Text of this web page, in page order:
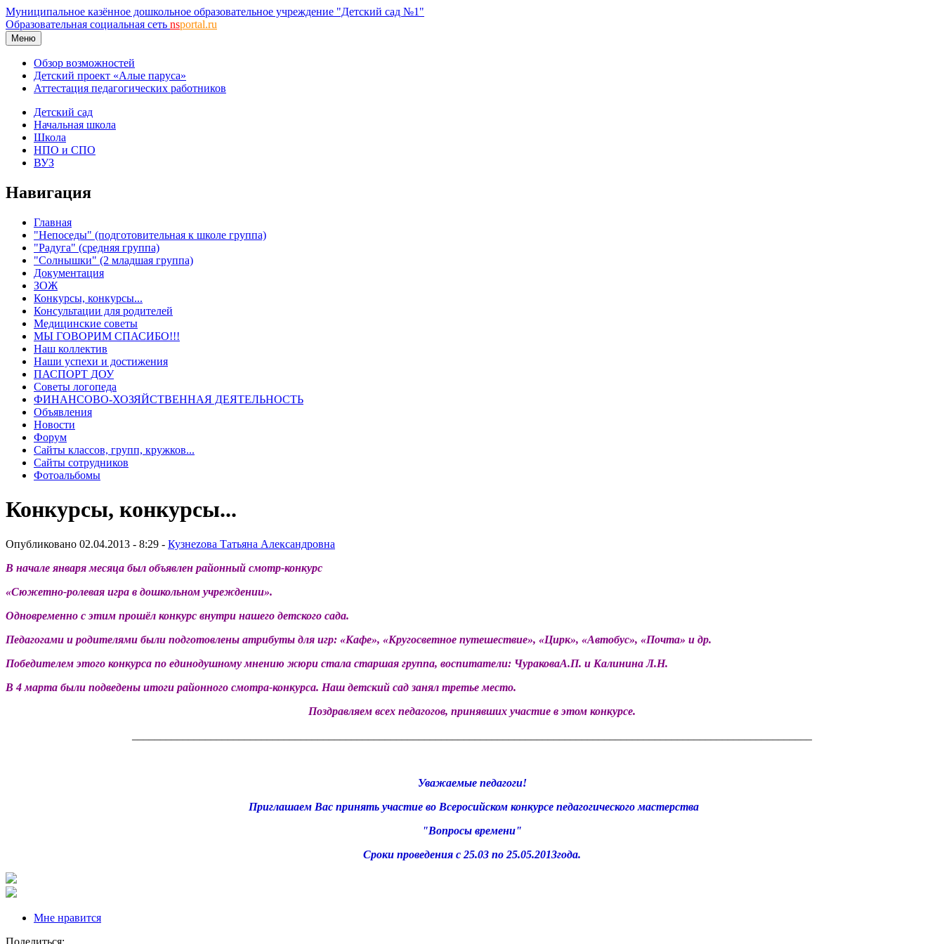
Муниципальное казённое дошкольное образовательное учреждение "Детский сад №1"
Образовательная социальная сеть nsportal.ru
Меню
Обзор возможностей
Детский проект «Алые паруса»
Аттестация педагогических работников
Детский сад
Начальная школа
Школа
НПО и СПО
ВУЗ
Навигация
Главная
"Непоседы" (подготовительная к школе группа)
"Радуга" (средняя группа)
"Солнышки" (2 младшая группа)
Документация
ЗОЖ
Конкурсы, конкурсы...
Консультации для родителей
Медицинские советы
МЫ ГОВОРИМ СПАСИБО!!!
Наш коллектив
Наши успехи и достижения
ПАСПОРТ ДОУ
Советы логопеда
ФИНАНСОВО-ХОЗЯЙСТВЕННАЯ ДЕЯТЕЛЬНОСТЬ
Объявления
Новости
Форум
Сайты классов, групп, кружков...
Сайты сотрудников
Фотоальбомы
Конкурсы, конкурсы...
Опубликовано 02.04.2013 - 8:29 - Кузнеzова Татьяна Александровна
В начале января месяца был объявлен районный смотр-конкурс
«Сюжетно-ролевая игра в дошкольном учреждении».
Одновременно с этим прошёл конкурс внутри нашего детского сада.
Педагогами и родителями были подготовлены атрибуты для игр: «Кафе», «Кругосветное путешествие», «Цирк», «Автобус», «Почта» и др.
Победителем этого конкурса по единодушному мнению жюри стала старшая группа, воспитатели: ЧураковаА.П. и Калинина Л.Н.
В 4 марта были подведены итоги районного смотра-конкурса. Наш детский сад занял третье место.
Поздравляем всех педагогов, принявших участие в этом конкурсе.
Уважаемые педагоги!
Приглашаем Вас принять участие во Всеросийском конкурсе педагогического мастерства
"Вопросы времени"
Сроки проведения с 25.03 по 25.05.2013года.
Мне нравится
Поделиться: